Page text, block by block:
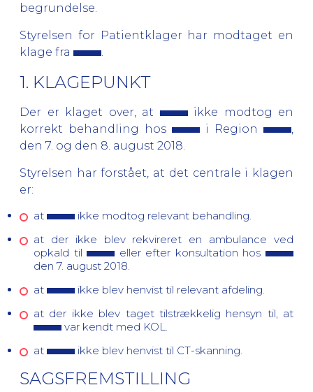
begrundelse.
Styrelsen for Patientklager har modtaget en
klage fra
1. KLAGEPUNKT
Der er klaget over, at
ikke modtog en
korrekt behandling hos
i Region
den 7. og den 8. august 2018.
Styrelsen har forstået, at det centrale i klagen
er:
at
ikke modtog relevant behandling.
at der ikke blev rekvireret en ambulance ved
opkald til
eller efter konsultation hos
den 7. august 2018.
at
ikke blev henvist til relevant afdeling.
at der ikke blev taget tilstrækkelig hensyn til, at
var kendt med KOL.
at
ikke blev henvist til CT-skanning.
SAGSFREMSTILLING